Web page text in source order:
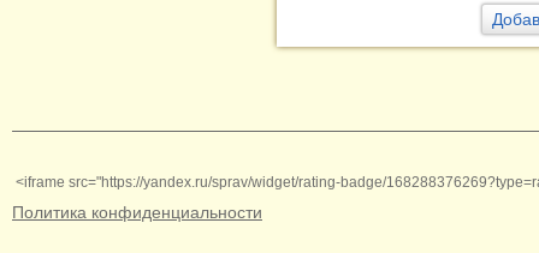
<iframe src="https://yandex.ru/sprav/widget/rating-badge/
Политика конфиденциальности